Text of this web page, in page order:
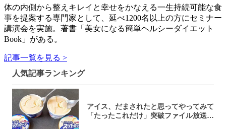
体の内側から整えキレイと幸せをかなえる一生持続可能な食
事を提案する専門家として、延べ1200名以上の方にセミナー
講演会を実施。著書「美女になる簡単ヘルシーダイエット
Book」がある。
記事一覧を見る >
人気記事ランキング
アイス、だまされたと思ってやってみて
「たったこれだけ」突破ファイル放送で